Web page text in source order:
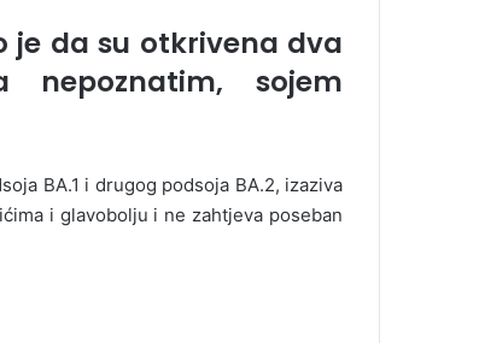
je da su otkrivena dva
sojem
BA.1 i drugog podsoja BA.2, izaziva
i glavobolju i ne zahtjeva poseban